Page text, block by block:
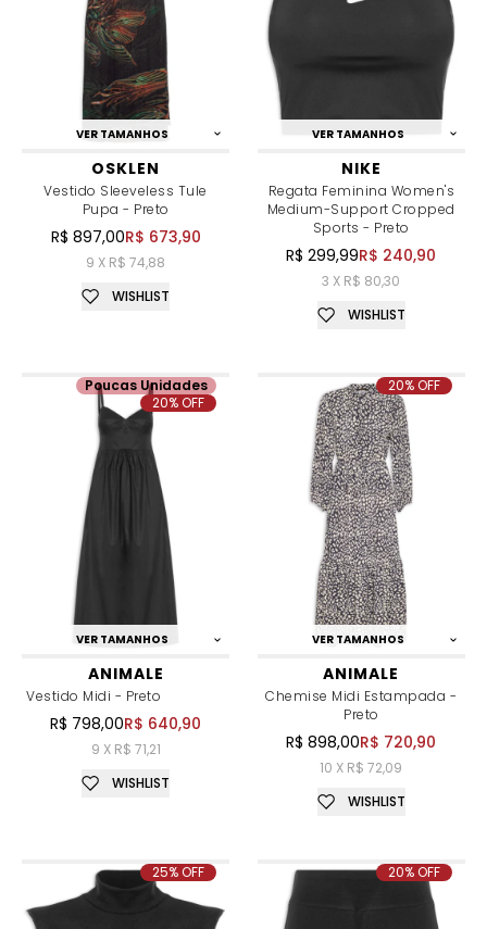
VER TAMANHOS
OSKLEN
Vestido Sleeveless Tule
Pupa - Preto
R$ 897,00R$ 673,90
9 X R$ 74,88
WISHLIST
VER TAMANHOS
NIKE
Regata Feminina Women's
Medium-Support Cropped
Sports - Preto
R$ 299,99R$ 240,90
3 X R$ 80,30
WISHLIST
VER TAMANHOS
ANIMALE
Vestido Midi - Preto
R$ 798,00R$ 640,90
9 X R$ 71,21
Poucas Unidades
20% OFF
WISHLIST
VER TAMANHOS
ANIMALE
Chemise Midi Estampada -
Preto
R$ 898,00R$ 720,90
10 X R$ 72,09
20% OFF
WISHLIST
25% OFF 20% OFF